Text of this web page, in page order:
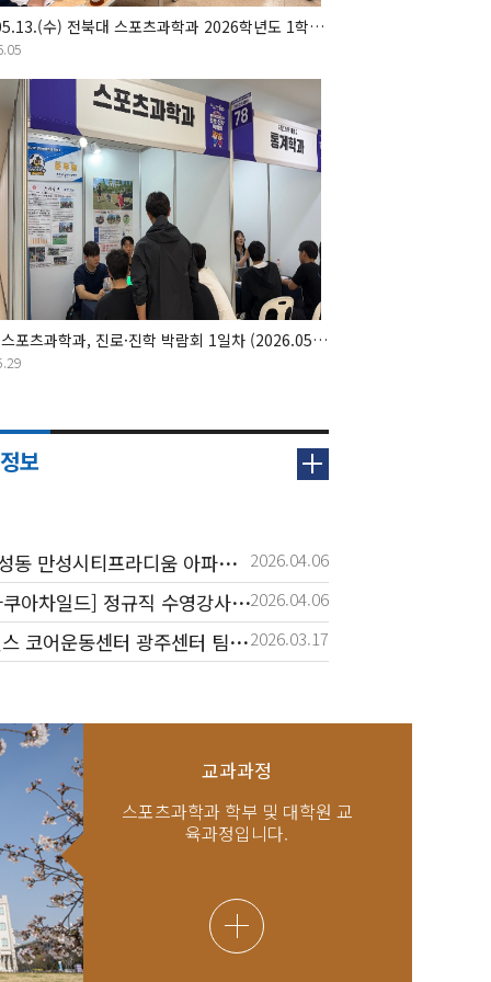
2026.05.13.(수) 전북대 스포츠과학과 2026학년도 1학기 대학원 세미나 진행
전북대 스포츠과학과, 진로·진학 박람회 1일차 (2026.05.28)
보
만성시티프라디움 아파트 내 커뮤니티 직원 채용 공고 2026.04.06
아차일드] 정규직 수영강사 모집 2026.04.06
힐리언스 코어운동센터 광주센터 팀장 채용2026.03.17
전북특별자치도체육회 신규경력직원 채용공고
교과과정
스포츠과학과 학부 및 대학원 교
육과정입니다.